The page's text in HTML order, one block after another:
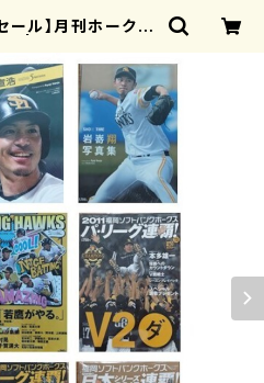
ール】月刊ホークス